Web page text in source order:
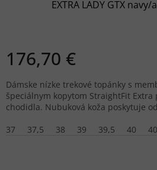
EXTRA LADY GTX
176,70 €
Dámske nízke trekové topánky s
špeciálnym kopytom StraightFit
chodidla. Nubuková koža poskytuje
37
37,5 38 39 39,5 40